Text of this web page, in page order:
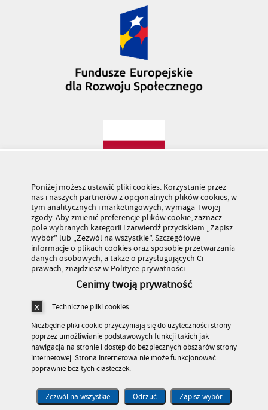
Stronę odwiedziło 179 483 682 osób
Poniżej możesz ustawić pliki cookies. Korzystanie przez
nas i naszych partnerów z opcjonalnych plików cookies, w
tym analitycznych i marketingowych, wymaga Twojej
zgody. Aby zmienić preferencje plików cookie, zaznacz
pole wybranych kategorii i zatwierdź przyciskiem „Zapisz
wybór” lub „Zezwól na wszystkie”. Szczegółowe
informacje o plikach cookies oraz sposobie przetwarzania
danych osobowych, a także o przysługujących Ci
prawach, znajdziesz w Polityce prywatności.
Cenimy twoją prywatność
Techniczne pliki cookies
Niezbędne pliki cookie przyczyniają się do użyteczności strony
poprzez umożliwianie podstawowych funkcji takich jak
nawigacja na stronie i dostęp do bezpiecznych obszarów strony
internetowej. Strona internetowa nie może funkcjonować
poprawnie bez tych ciasteczek.